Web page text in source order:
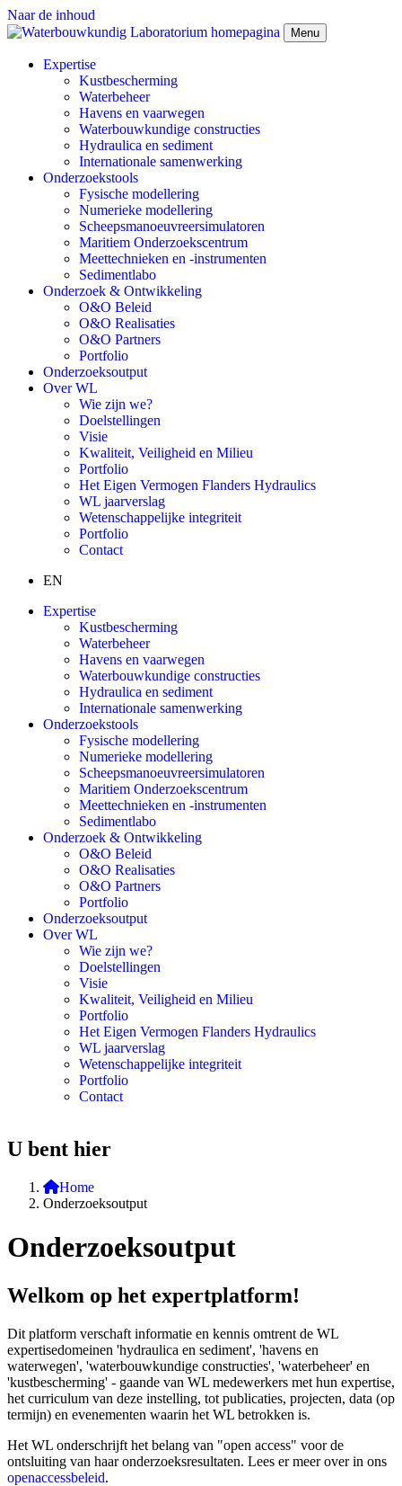
Naar de inhoud
Menu
Expertise
Kustbescherming
Waterbeheer
Havens en vaarwegen
Waterbouwkundige constructies
Hydraulica en sediment
Internationale samenwerking
Onderzoekstools
Fysische modellering
Numerieke modellering
Scheepsmanoeuvreersimulatoren
Maritiem Onderzoekscentrum
Meettechnieken en -instrumenten
Sedimentlabo
Onderzoek & Ontwikkeling
O&O Beleid
O&O Realisaties
O&O Partners
Portfolio
Onderzoeksoutput
Over WL
Wie zijn we?
Doelstellingen
Visie
Kwaliteit, Veiligheid en Milieu
Portfolio
Het Eigen Vermogen Flanders Hydraulics
WL jaarverslag
Wetenschappelijke integriteit
Portfolio
Contact
EN
Expertise
Kustbescherming
Waterbeheer
Havens en vaarwegen
Waterbouwkundige constructies
Hydraulica en sediment
Internationale samenwerking
Onderzoekstools
Fysische modellering
Numerieke modellering
Scheepsmanoeuvreersimulatoren
Maritiem Onderzoekscentrum
Meettechnieken en -instrumenten
Sedimentlabo
Onderzoek & Ontwikkeling
O&O Beleid
O&O Realisaties
O&O Partners
Portfolio
Onderzoeksoutput
Over WL
Wie zijn we?
Doelstellingen
Visie
Kwaliteit, Veiligheid en Milieu
Portfolio
Het Eigen Vermogen Flanders Hydraulics
WL jaarverslag
Wetenschappelijke integriteit
Portfolio
Contact
U bent hier
Home
Onderzoeksoutput
Onderzoeksoutput
Welkom op het expertplatform!
Dit platform verschaft informatie en kennis omtrent de WL
expertisedomeinen 'hydraulica en sediment', 'havens en
waterwegen', 'waterbouwkundige constructies', 'waterbeheer' en
'kustbescherming' - gaande van WL medewerkers met hun expertise,
het curriculum van deze instelling, tot publicaties, projecten, data (op
termijn) en evenementen waarin het WL betrokken is.
Het WL onderschrijft het belang van "open access" voor de
ontsluiting van haar onderzoeksresultaten. Lees er meer over in ons
openaccessbeleid.